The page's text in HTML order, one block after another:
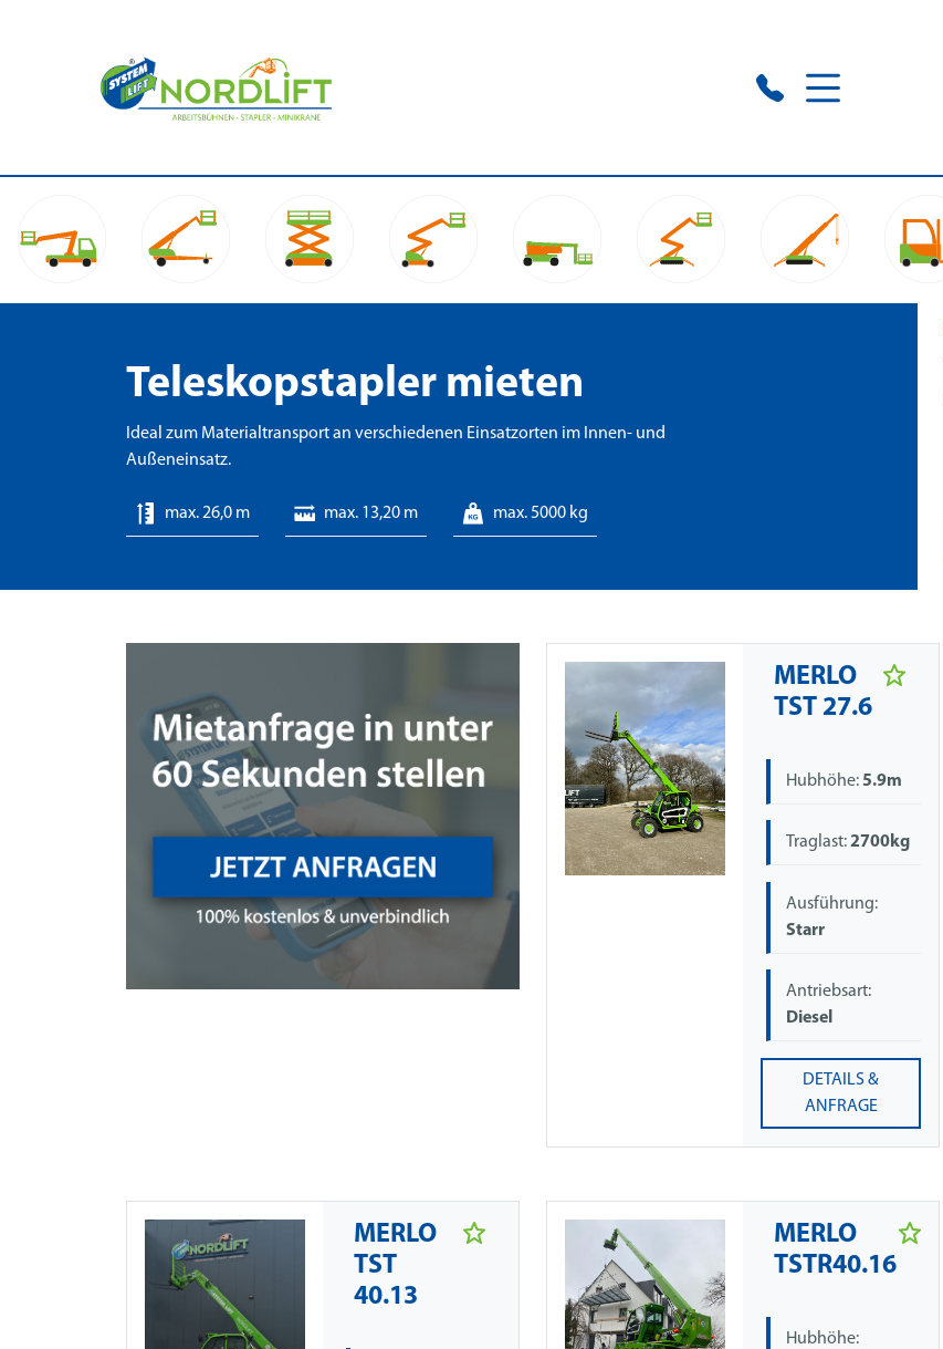
Teleskopstapler mieten
Ideal zum Materialtransport an verschiedenen Einsatzorten im Innen- und
Außeneinsatz.
max. 26,0 m max. 13,20 m max. 5000 kg
MERLO
TST 27.6
Hubhöhe: 5.9m
Traglast:2700kg
Ausführung:
Starr
Antriebsart:
Diesel
DETAILS &
ANFRAGE
MERLO
TST
40.13
MERLO
TSTR40.16
Hubhöhe: